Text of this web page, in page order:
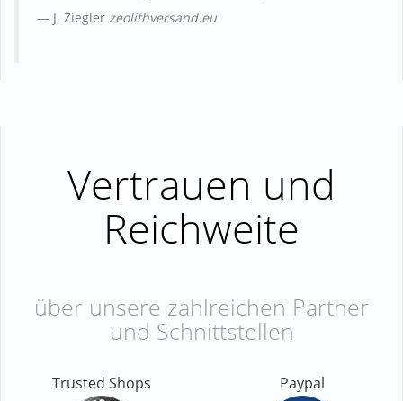
J. Ziegler zeolithversand.eu
Vertrauen und
Reichweite
über unsere zahlreichen Partner
und Schnittstellen
Trusted Shops Paypal